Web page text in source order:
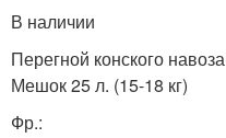
В наличии
Перегной конского навоза
Мешок 25 л. (15-18 кг)
Фр.: